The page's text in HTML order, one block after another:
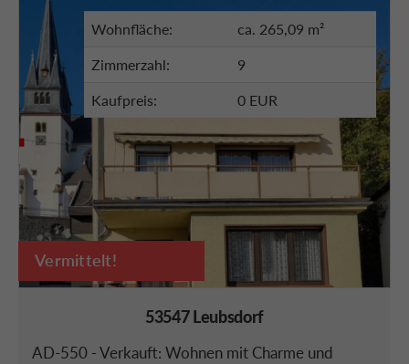
Vermittelt!
Wohnfläche: ca. 265,09 m²
Zimmerzahl: 9
Kaufpreis: 0 EUR
53547 Leubsdorf
AD-550 - Verkauft: Wohnen mit Charme und